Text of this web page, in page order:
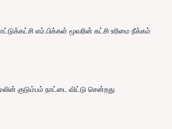
எம்.பிக்கள் மூவரின் கட்சி உரிமை நீக்கம்
குடும்பம் நாட்டை விட்டு சென்றது